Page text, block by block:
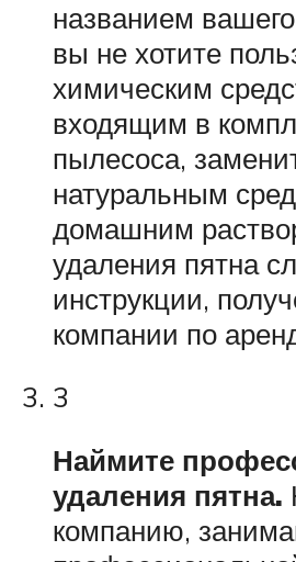
названием
вы не хотите
химическим
входящим в
пылесоса,
натуральным
домашним
удаления пятна
инструкции,
компании по
3
Наймите
удаления пятна.
компанию,